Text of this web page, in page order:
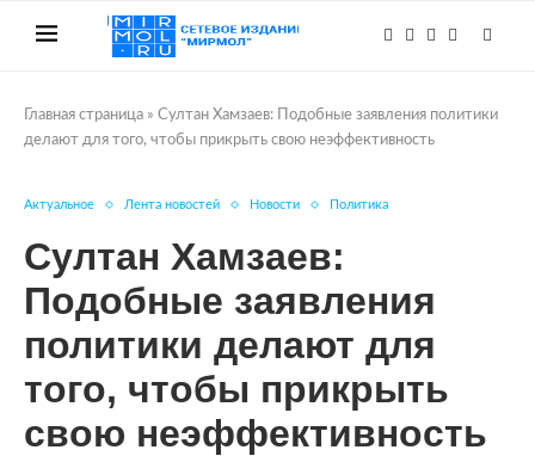
Главная страница » Султан Хамзаев: Подобные заявления политики
делают для того, чтобы прикрыть свою неэффективность
Актуальное Лента новостей Новости Политика
Султан Хамзаев:
Подобные заявления
политики делают для
того, чтобы прикрыть
свою неэффективность